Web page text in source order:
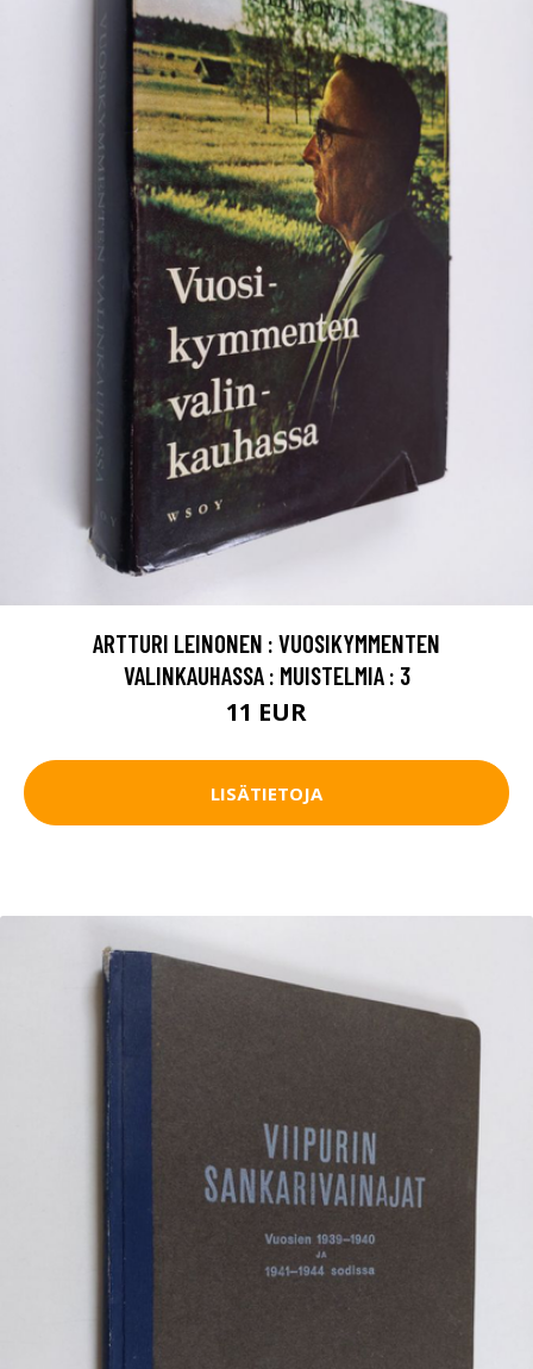
ARTTURI LEINONEN : VUOSIKYMMENTEN
VALINKAUHASSA : MUISTELMIA : 3
11 EUR
LISÄTIETOJA